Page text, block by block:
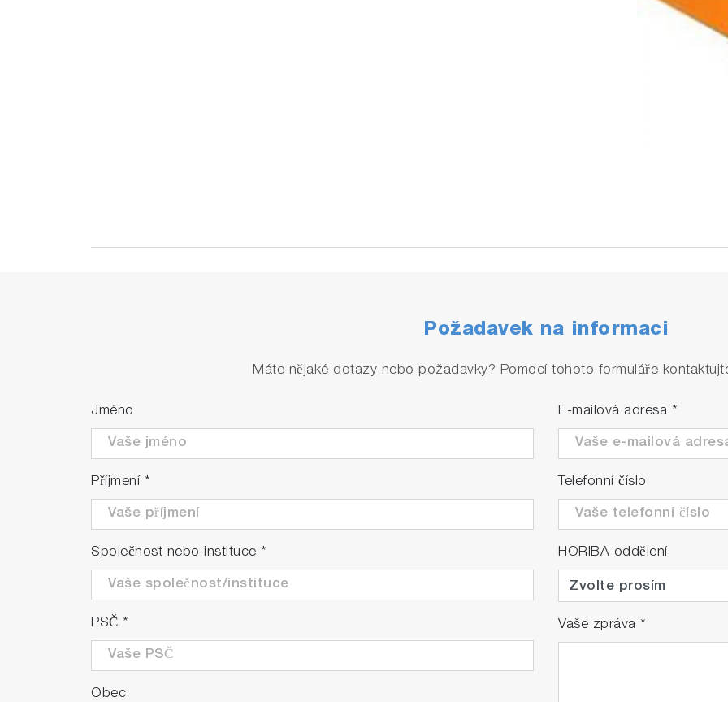
Požadavek na informaci
Máte nějaké dotazy nebo požadavky? Pomocí tohoto formuláře
Jméno
Příjmení *
Společnost nebo instituce *
PSČ *
Obec
E-mailová adresa *
Telefonní číslo
HORIBA oddělení
Vaše zpráva *